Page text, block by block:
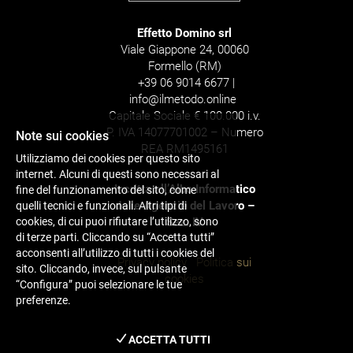
Effetto Domino srl
Viale Giappone 24, 00060
Formello (RM)
+39 06 9014 6677 |
info@ilmetodo.online
Capitale Sociale € 100.000 i.v.
P. IVA 14077701002 – Numero
REA RM1495161
Iscritta all’Albo Informatico
delle Agenzie del Lavoro –
Sez. IV
Privacy policy
Politica sui
cookies
Note sui cookies
Utilizziamo dei cookies per questo sito
internet. Alcuni di questi sono necessari al
fine del funzionamento del sito, come
quelli tecnici e funzionali. Altri tipi di
cookies, di cui puoi rifiutare l’utilizzo, sono
di terze parti. Cliccando su “Accetta tutti”
acconsenti all’utilizzo di tutti i cookies del
sito. Cliccando, invece, sul pulsante
“Configura” puoi selezionare le tue
preferenze.
ACCETTA TUTTI